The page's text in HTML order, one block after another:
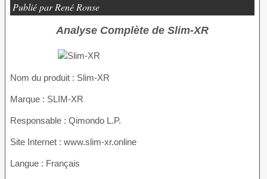
Publié par René Ronse
Analyse Complète de Slim-XR
Nom du produit : Slim-XR
Marque : SLIM-XR
Responsable : Qimondo L.P.
Site Internet : www.slim-xr.online
Langue : Français